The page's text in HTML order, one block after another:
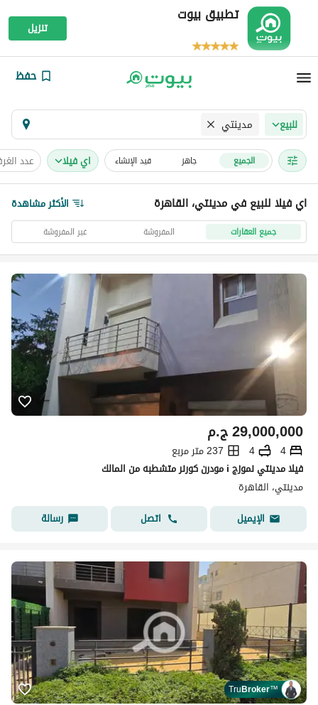
تطبيق بيوت
تنزيل
حفظ
للبيع مدينتي
الجميع جاهز قيد الإنشاء اي فيلا عدد
اي فيلا للبيع في مدينتي، القاهرة الأكثر مشاهدة
جميع العقارات المفروشة غير المفروشة
ج.م29,000,000
4
4
237 متر مربع
فيلا مدينتي نموزج i مودرن كورنر متشطبه من المالك
مدينتي، القاهرة
الإيميل
اتصل رسالة
TruBroker™